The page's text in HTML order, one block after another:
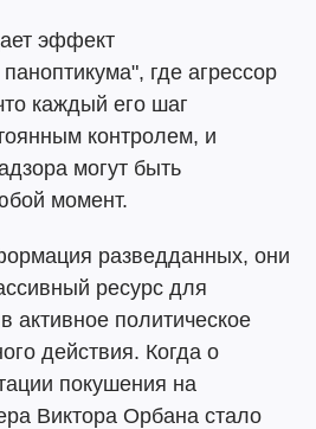
эффект
где агрессор
каждый его шаг
контролем, и
могут быть
момент.
разведданных, они
ресурс для
активное политическое
действия. Когда о
покушения на
Виктора Орбана стало